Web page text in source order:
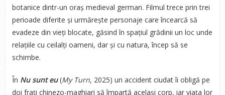
botanice dintr-un oraș medieval german. Filmul trece prin trei
perioade diferite și urmărește personaje care încearcă să
evadeze din vieți blocate, găsind în spațiul grădinii un loc unde
relațiile cu ceilalți oameni, dar și cu natura, încep să se
schimbe.
În Nu sunt eu(My Turn, 2025) un accident ciudat îi obligă pe
doi frați chinezo-maghiari să împartă același corp, iar viața lor